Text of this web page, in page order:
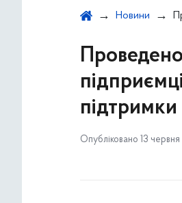
Новини
підтримки
Опубліковано 13